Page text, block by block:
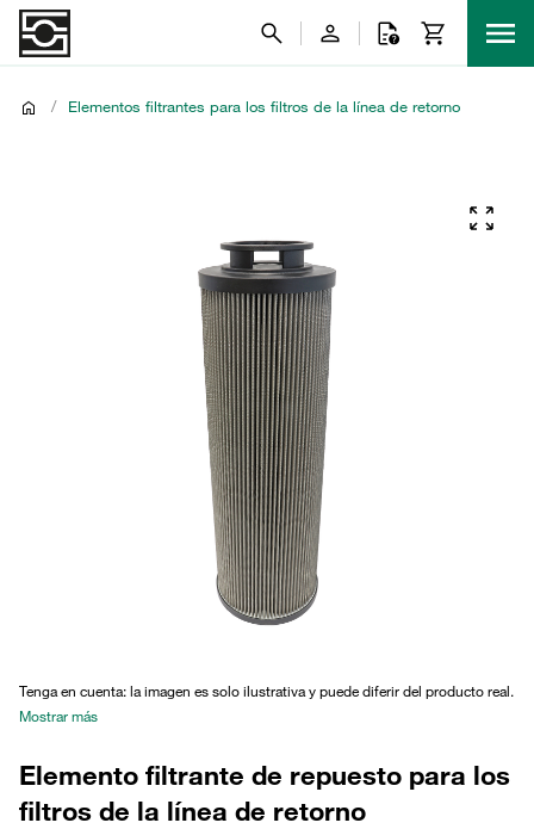
/ Elementos filtrantes para los filtros de la línea de retorno
Tenga en cuenta: la imagen es solo ilustrativa y puede diferir del producto real.
Mostrar más
Elemento filtrante de repuesto para los
filtros de la línea de retorno